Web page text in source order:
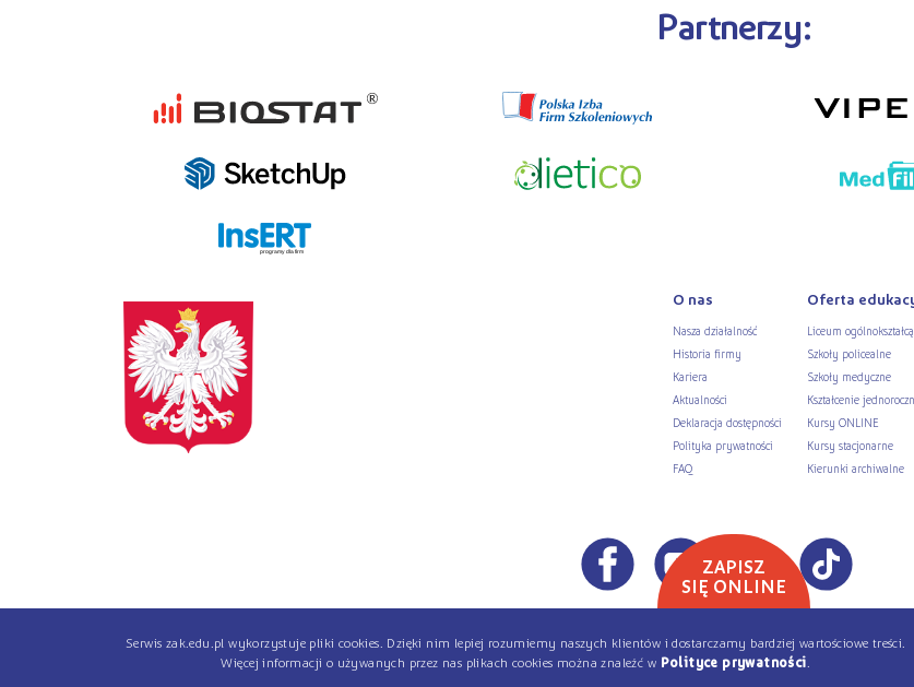
Partnerzy:
programy dla firm
O nas
Nasza działalność
Historia firmy
Kariera
Aktualności
Deklaracja dostępności
Polityka prywatności
FAQ
Oferta
Liceum
Szkoły policealne
Szkoły medyczne
Kształcenie
Kursy ONLINE
Kursy stacjonarne
Kierunki archiwalne
ZAPISZ
SIĘ ONLINE
Serwis zak.edu.pl wykorzystuje pliki cookies. Dzięki nim lepiej rozumiemy naszych klientów i dostarczamy bardziej wartościowe treści.
Więcej informacji o używanych przez nas plikach cookies można znaleźć w Polityce prywatności